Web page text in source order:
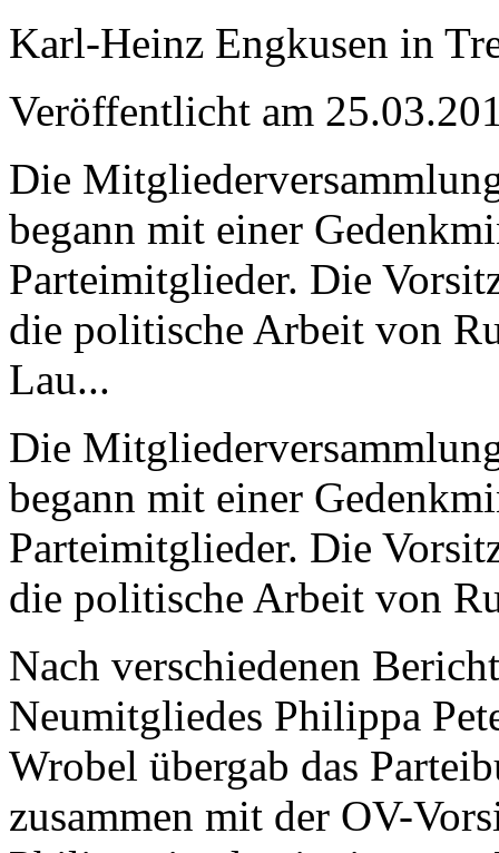
Karl-Heinz Engkusen in
Veröffentlicht am
Die
begann mit einer
Parteimitglieder. Die
die politische Arbeit von
Lau...
Die
begann mit einer
Parteimitglieder. Die
die politische Arbeit von
Nach verschiedenen
Neumitgliedes Philippa
Wrobel übergab das
zusammen mit der OV-